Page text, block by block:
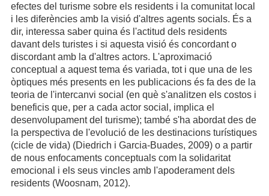
efectes del turisme sobre els residents i la comunitat local
i les diferències amb la visió d'altres agents socials. És a
dir, interessa saber quina és l'actitud dels residents
davant dels turistes i si aquesta visió és concordant o
discordant amb la d'altres actors. L'aproximació
conceptual a aquest tema és variada, tot i que una de les
òptiques més presents en les publicacions és fa des de la
teoria de l'intercanvi social (en què s'analitzen els costos i
beneficis que, per a cada actor social, implica el
desenvolupament del turisme); també s'ha abordat des de
la perspectiva de l'evolució de les destinacions turístiques
(cicle de vida) (Diedrich i Garcia-Buades, 2009) o a partir
de nous enfocaments conceptuals com la solidaritat
emocional i els seus vincles amb l'apoderament dels
residents (Woosnam, 2012).